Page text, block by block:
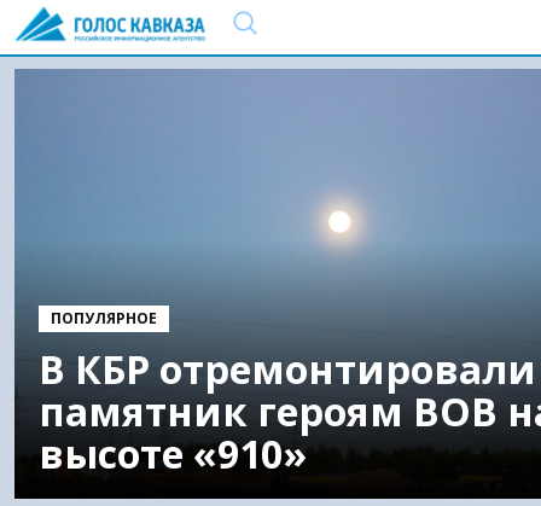
ПОПУЛЯРНОЕ
В КБР отремонтировали
памятник героям ВОВ
высоте «910»